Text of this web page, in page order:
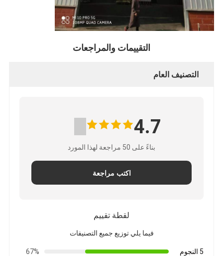
التقييمات والمراجعات
التصنيف العام
4.7
بناءً على 50 مراجعة لهذا المورد
اكتب مراجعة
لقطة تقييم
فيما يلي توزيع جميع التصنيفات
5 النجوم
67%